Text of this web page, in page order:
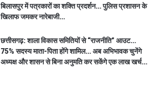
बिलासपुर में पत्रकारों का शक्ति प्रदर्शन… पुलिस प्रशासन के
खिलाफ जमकर नारेबाजी…
छत्तीसगढ़: शाला विकास समितियों से “राजनीति” आउट…
75% सदस्य माता-पिता होंगे शामिल… अब अभिभावक चुनेंगे
अध्यक्ष और शासन से बिना अनुमति कर सकेंगे एक लाख खर्च…